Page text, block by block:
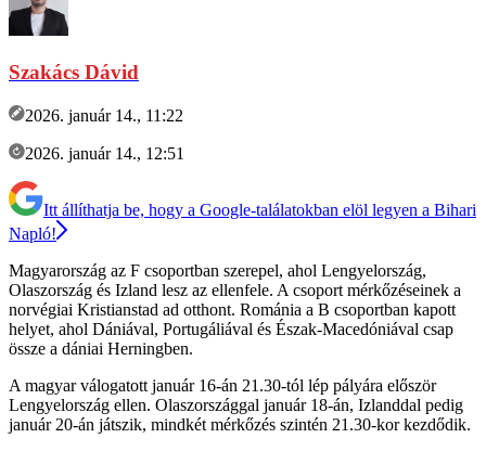
Szakács Dávid
2026. január 14., 11:22
2026. január 14., 12:51
Itt állíthatja be, hogy a Google-találatokban elöl legyen a Bihari
Napló!
Magyarország az F csoportban szerepel, ahol Lengyelország,
Olaszország és Izland lesz az ellenfele. A csoport mérkőzéseinek a
norvégiai Kristianstad ad otthont. Románia a B csoportban kapott
helyet, ahol Dániával, Portugáliával és Észak-Macedóniával csap
össze a dániai Herningben.
A magyar válogatott január 16-án 21.30-tól lép pályára először
Lengyelország ellen. Olaszországgal január 18-án, Izlanddal pedig
január 20-án játszik, mindkét mérkőzés szintén 21.30-kor kezdődik.